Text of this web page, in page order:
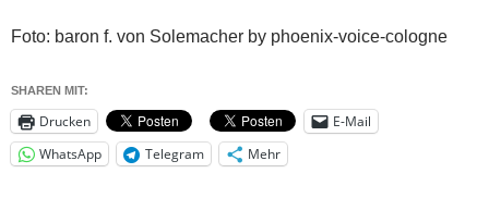
Foto: baron f. von Solemacher by phoenix-voice-cologne
SHAREN MIT:
Drucken
E-Mail
WhatsApp
Telegram Mehr